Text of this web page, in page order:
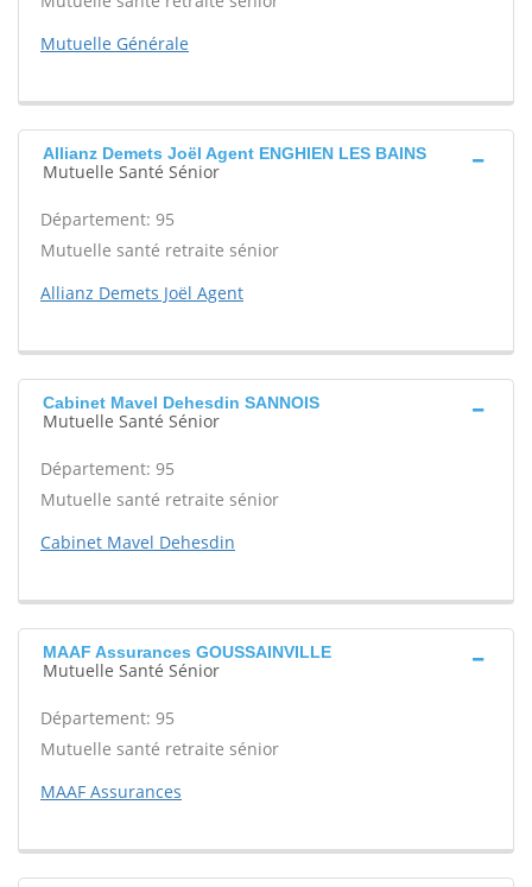
Mutuelle Générale
Allianz Demets Joël Agent ENGHIEN LES BAINS
Mutuelle Santé Sénior
Département: 95
Mutuelle santé retraite sénior
Allianz Demets Joël Agent
Cabinet Mavel Dehesdin SANNOIS
Mutuelle Santé Sénior
Département: 95
Mutuelle santé retraite sénior
Cabinet Mavel Dehesdin
MAAF Assurances GOUSSAINVILLE
Mutuelle Santé Sénior
Département: 95
Mutuelle santé retraite sénior
MAAF Assurances